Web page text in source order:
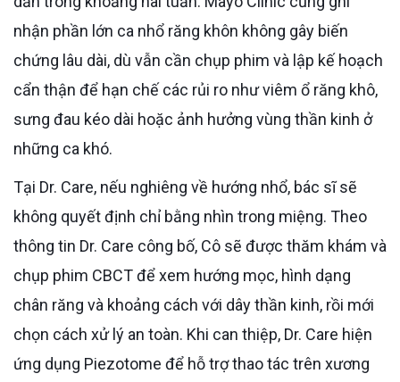
nhận phần lớn ca nhổ răng khôn không gây biến
chứng lâu dài, dù vẫn cần chụp phim và lập kế hoạch
cẩn thận để hạn chế các rủi ro như viêm ổ răng khô,
sưng đau kéo dài hoặc ảnh hưởng vùng thần kinh ở
những ca khó.
Tại Dr. Care, nếu nghiêng về hướng nhổ, bác sĩ sẽ
không quyết định chỉ bằng nhìn trong miệng. Theo
thông tin Dr. Care công bố, Cô sẽ được thăm khám và
chụp phim CBCT để xem hướng mọc, hình dạng
chân răng và khoảng cách với dây thần kinh, rồi mới
chọn cách xử lý an toàn. Khi can thiệp, Dr. Care hiện
ứng dụng Piezotome để hỗ trợ thao tác trên xương